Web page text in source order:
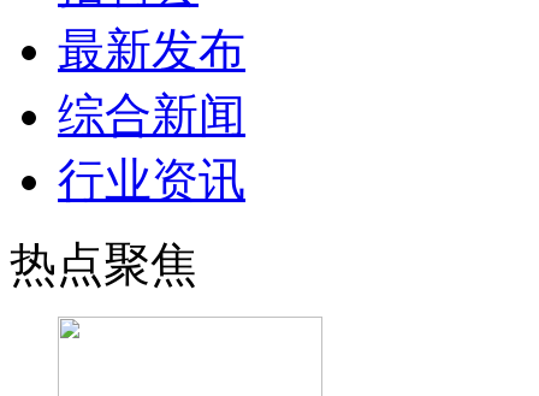
最新发布
综合新闻
行业资讯
热点聚焦